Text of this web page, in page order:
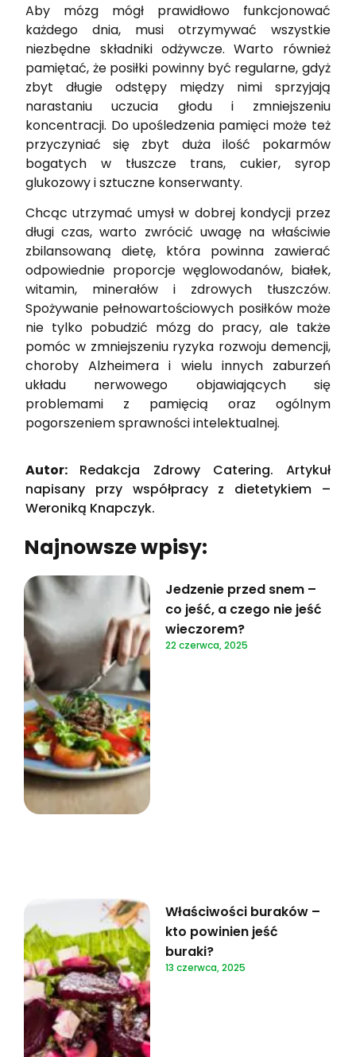
Aby mózg mógł prawidłowo funkcjonować
każdego dnia, musi otrzymywać wszystkie
niezbędne składniki odżywcze. Warto również
pamiętać, że posiłki powinny być regularne, gdyż
zbyt długie odstępy między nimi sprzyjają
narastaniu uczucia głodu i zmniejszeniu
koncentracji. Do upośledzenia pamięci może też
przyczyniać się zbyt duża ilość pokarmów
bogatych w tłuszcze trans, cukier, syrop
glukozowy i sztuczne konserwanty.
Chcąc utrzymać umysł w dobrej kondycji przez
długi czas, warto zwrócić uwagę na właściwie
zbilansowaną dietę, która powinna zawierać
odpowiednie proporcje węglowodanów, białek,
witamin, minerałów i zdrowych tłuszczów.
Spożywanie pełnowartościowych posiłków może
nie tylko pobudzić mózg do pracy, ale także
pomóc w zmniejszeniu ryzyka rozwoju demencji,
choroby Alzheimera i wielu innych zaburzeń
układu nerwowego objawiających się
problemami z pamięcią oraz ogólnym
pogorszeniem sprawności intelektualnej.
Autor: Redakcja Zdrowy Catering. Artykuł
napisany przy współpracy z dietetykiem –
Weroniką Knapczyk.
Najnowsze wpisy:
Jedzenie przed snem –
co jeść, a czego nie jeść
wieczorem?
22 czerwca, 2025
Właściwości buraków –
kto powinien jeść
buraki?
13 czerwca, 2025